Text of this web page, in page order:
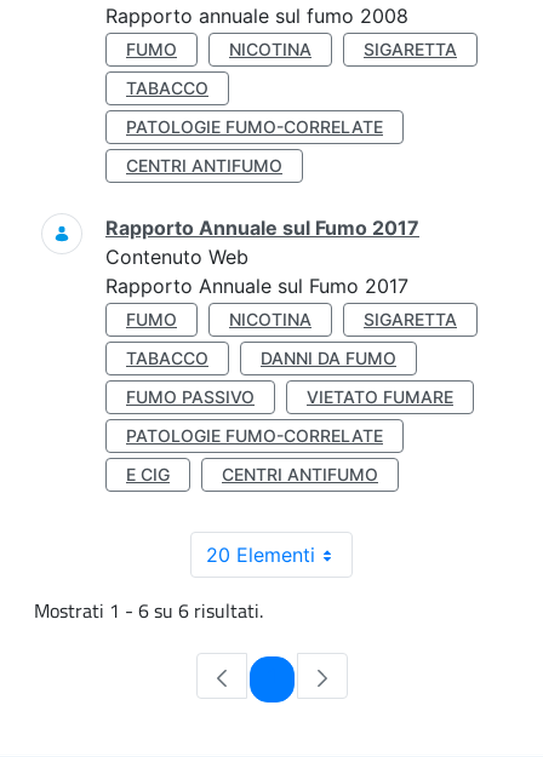
Rapporto annuale sul fumo 2008
FUMO NICOTINA
SIGARETTA
TABACCO
PATOLOGIE FUMO-CORRELATE
CENTRI ANTIFUMO
Rapporto Annuale sul Fumo 2017
Contenuto Web
Rapporto Annuale sul Fumo 2017
FUMO NICOTINA
SIGARETTA
TABACCO
DANNI DA FUMO
FUMO PASSIVO
VIETATO FUMARE
PATOLOGIE FUMO-CORRELATE
E CIG
CENTRI ANTIFUMO
20 Elementi
Mostrati 1 - 6 su 6 risultati.
Pagina